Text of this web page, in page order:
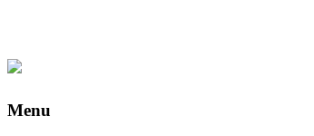
Menu